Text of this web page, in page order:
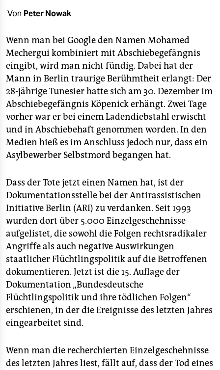
nord
wahrheit
verlag
verlag
veranstaltungen
shop
fragen & hilfe
unterstützen
genossenschaft
epaper login
Von Peter Nowak
Wenn man bei Google den Namen Mohamed
Mechergui kombiniert mit Abschiebegefängnis
eingibt, wird man nicht fündig. Dabei hat der
Mann in Berlin traurige Berühmtheit erlangt: Der
28-jährige Tunesier hatte sich am 30. Dezember im
Abschiebegefängnis Köpenick erhängt. Zwei Tage
vorher war er bei einem Ladendiebstahl erwischt
und in Abschiebehaft genommen worden. In den
Medien hieß es im Anschluss jedoch nur, dass ein
Asylbewerber Selbstmord begangen hat.
Dass der Tote jetzt einen Namen hat, ist der
Dokumentationsstelle bei der Antirassistischen
Initiative Berlin (ARI) zu verdanken. Seit 1993
wurden dort über 5.000 Einzelgeschehnisse
aufgelistet, die sowohl die Folgen rechtsradikaler
Angriffe als auch negative Auswirkungen
staatlicher Flüchtlingspolitik auf die Betroffenen
dokumentieren. Jetzt ist die 15. Auflage der
Dokumentation „Bundesdeutsche
Flüchtlingspolitik und ihre tödlichen Folgen“
erschienen, in der die Ereignisse des letzten Jahres
eingearbeitet sind.
Wenn man die recherchierten Einzelgeschehnisse
des letzten Jahres liest, fällt auf, dass der Tod eines